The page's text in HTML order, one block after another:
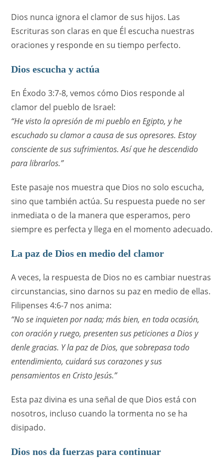
Dios nunca ignora el clamor de sus hijos. Las
Escrituras son claras en que Él escucha nuestras
oraciones y responde en su tiempo perfecto.
Dios escucha y actúa
En Éxodo 3:7-8, vemos cómo Dios responde al
clamor del pueblo de Israel:
“He visto la opresión de mi pueblo en Egipto, y he
escuchado su clamor a causa de sus opresores. Estoy
consciente de sus sufrimientos. Así que he descendido
para librarlos.”
Este pasaje nos muestra que Dios no solo escucha,
sino que también actúa. Su respuesta puede no ser
inmediata o de la manera que esperamos, pero
siempre es perfecta y llega en el momento adecuado.
La paz de Dios en medio del clamor
A veces, la respuesta de Dios no es cambiar nuestras
circunstancias, sino darnos su paz en medio de ellas.
Filipenses 4:6-7 nos anima:
“No se inquieten por nada; más bien, en toda ocasión,
con oración y ruego, presenten sus peticiones a Dios y
denle gracias. Y la paz de Dios, que sobrepasa todo
entendimiento, cuidará sus corazones y sus
pensamientos en Cristo Jesús.”
Esta paz divina es una señal de que Dios está con
nosotros, incluso cuando la tormenta no se ha
disipado.
Dios nos da fuerzas para continuar